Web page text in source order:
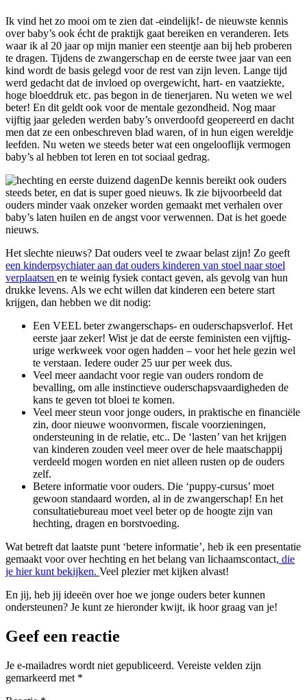
Ik vind het zo mooi om te zien dat -eindelijk!- de nieuwste kennis
over baby’s ook écht de praktijk gaat bereiken en veranderen. Iets
waar ik al 20 jaar op mijn manier een steentje aan bij heb proberen
te dragen. Tijdens de zwangerschap en de eerste twee jaar van een
kind wordt de basis gelegd voor de rest van zijn leven. Lange tijd
werd gedacht dat de invloed op overgewicht, hart- en vaatziekte,
hoge bloeddruk etc. pas begon in de tienerjaren. Nu weten we wel
beter! En dit geldt ook voor de mentale gezondheid. Nog maar
vijftig jaar geleden werden baby’s onverdoofd geopereerd en dacht
men dat ze een onbeschreven blad waren, of in hun eigen wereldje
leefden. Nu weten we steeds beter wat een ongelooflijk vermogen
baby’s al hebben tot leren en tot sociaal gedrag.
De kennis bereikt ook ouders
steeds beter, en dat is super goed nieuws. Ik zie bijvoorbeeld dat
ouders minder vaak onzeker worden gemaakt met verhalen over
baby’s laten huilen en de angst voor verwennen. Dat is het goede
nieuws.
Het slechte nieuws? Dat ouders veel te zwaar belast zijn! Zo geeft
een kinderpsychiater aan dat ouders kinderen van stoel naar stoel
verplaatsen en te weinig fysiek contact geven, als gevolg van hun
drukke levens. Als we echt willen dat kinderen een betere start
krijgen, dan hebben we dit nodig:
Een VEEL beter zwangerschaps- en ouderschapsverlof. Het
eerste jaar zeker! Wist je dat de eerste feministen een vijftig-
urige werkweek voor ogen hadden – voor het hele gezin wel
te verstaan. Iedere ouder 25 uur per week dus.
Veel meer aandacht voor regie van ouders rondom de
bevalling, om alle instinctieve ouderschapsvaardigheden de
kans te geven tot bloei te komen.
Veel meer steun voor jonge ouders, in praktische en financiële
zin, door nieuwe woonvormen, fiscale voorzieningen,
ondersteuning in de relatie, etc.. De ‘lasten’ van het krijgen
van kinderen zouden veel meer over de hele maatschappij
verdeeld mogen worden en niet alleen rusten op de ouders
zelf.
Betere informatie voor ouders. Die ‘puppy-cursus’ moet
gewoon standaard worden, al in de zwangerschap! En het
consultatiebureau moet veel beter op de hoogte zijn van
hechting, dragen en borstvoeding.
Wat betreft dat laatste punt ‘betere informatie’, heb ik een presentatie
gemaakt voor over hechting en het belang van lichaamscontact, die
je hier kunt bekijken. Veel plezier met kijken alvast!
En jij, heb jij ideeën over hoe we jonge ouders beter kunnen
ondersteunen? Je kunt ze hieronder kwijt, ik hoor graag van je!
Geef een reactie
Je e-mailadres wordt niet gepubliceerd. Vereiste velden zijn
gemarkeerd met *